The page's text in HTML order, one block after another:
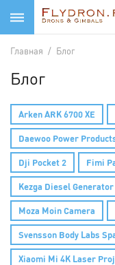
Главная / Блог
Блог
Arken ARK 6700 XE
Daewoo Power
Dji Pocket 2 Fimi
Kezga Diesel Generator
Moza Moin Camera
Svensson Body Labs
Xiaomi Mi 4K Laser